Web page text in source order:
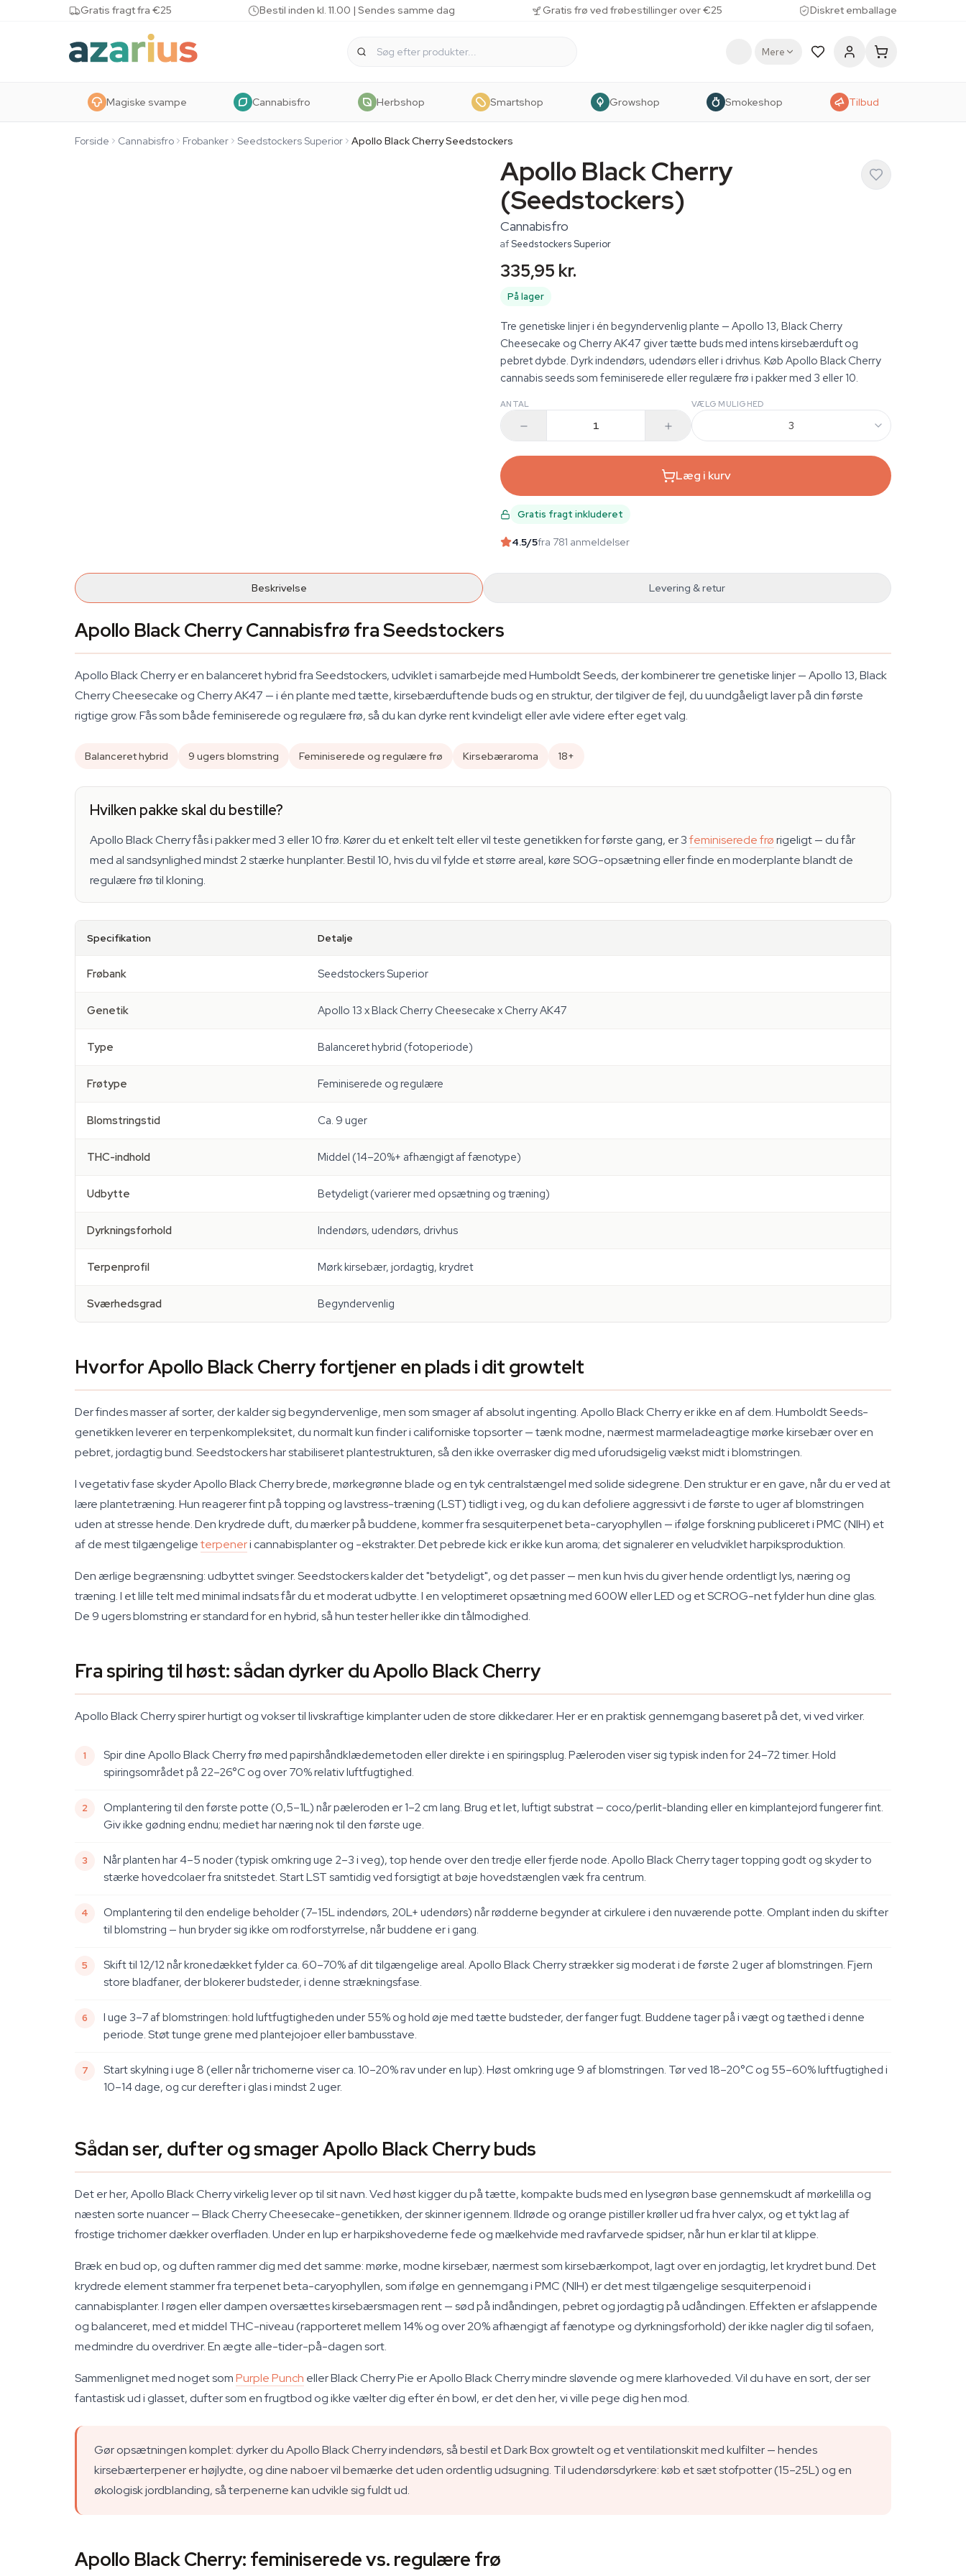
Skip to content Gratis fragt fra €25 Bestil inden kl. 11.00 | Sendes samme dag Gratis frø ved frøbestillinger over €25 Diskret emballage
Mere
Magiske svampe Cannabisfro Herbshop Smartshop Growshop Smokeshop Tilbud
Forside Cannabisfro Frobanker Seedstockers Superior Apollo Black Cherry Seedstockers
Apollo Black Cherry
(Seedstockers)
Cannabisfro
afSeedstockers Superior
335,95 kr.
På lager
Tre genetiske linjer i én begyndervenlig plante — Apollo 13, Black Cherry
Cheesecake og Cherry AK47 giver tætte buds med intens kirsebærduft og
pebret dybde. Dyrk indendørs, udendørs eller i drivhus. Køb Apollo Black Cherry
cannabis seeds som feminiserede eller regulære frø i pakker med 3 eller 10.
ANTAL VÆLG MULIGHED
3
Læg i kurv
Gratis fragt inkluderet
4.5/5fra 781 anmeldelser
Beskrivelse Levering & retur
Apollo Black Cherry Cannabisfrø fra Seedstockers
Apollo Black Cherry er en balanceret hybrid fra Seedstockers, udviklet i samarbejde med Humboldt Seeds, der kombinerer tre genetiske linjer — Apollo 13, Black
Cherry Cheesecake og Cherry AK47 — i én plante med tætte, kirsebærduftende buds og en struktur, der tilgiver de fejl, du uundgåeligt laver på din første
rigtige grow. Fås som både feminiserede og regulære frø, så du kan dyrke rent kvindeligt eller avle videre efter eget valg.
Balanceret hybrid 9 ugers blomstring Feminiserede og regulære frø Kirsebæraroma 18+
Hvilken pakke skal du bestille?
Apollo Black Cherry fås i pakker med 3 eller 10 frø. Kører du et enkelt telt eller vil teste genetikken for første gang, er 3feminiserede frørigeligt — du får
med al sandsynlighed mindst 2 stærke hunplanter. Bestil 10, hvis du vil fylde et større areal, køre SOG-opsætning eller finde en moderplante blandt de
regulære frø til kloning.
Specifikation Detalje
Frøbank Seedstockers Superior
Genetik Apollo 13 x Black Cherry Cheesecake x Cherry AK47
Type Balanceret hybrid (fotoperiode)
Frøtype Feminiserede og regulære
Blomstringstid Ca. 9 uger
THC-indhold Middel (14–20%+ afhængigt af fænotype)
Udbytte Betydeligt (varierer med opsætning og træning)
Dyrkningsforhold Indendørs, udendørs, drivhus
Terpenprofil Mørk kirsebær, jordagtig, krydret
Sværhedsgrad Begyndervenlig
Hvorfor Apollo Black Cherry fortjener en plads i dit growtelt
Der findes masser af sorter, der kalder sig begyndervenlige, men som smager af absolut ingenting. Apollo Black Cherry er ikke en af dem. Humboldt Seeds-
genetikken leverer en terpenkompleksitet, du normalt kun finder i californiske topsorter — tænk modne, nærmest marmeladeagtige mørke kirsebær over en
pebret, jordagtig bund. Seedstockers har stabiliseret plantestrukturen, så den ikke overrasker dig med uforudsigelig vækst midt i blomstringen.
I vegetativ fase skyder Apollo Black Cherry brede, mørkegrønne blade og en tyk centralstængel med solide sidegrene. Den struktur er en gave, når du er ved at
lære plantetræning. Hun reagerer fint på topping og lavstress-træning (LST) tidligt i veg, og du kan defoliere aggressivt i de første to uger af blomstringen
uden at stresse hende. Den krydrede duft, du mærker på buddene, kommer fra sesquiterpenet beta-caryophyllen — ifølge forskning publiceret i PMC (NIH) et
af de mest tilgængeligeterpeneri cannabisplanter og -ekstrakter. Det pebrede kick er ikke kun aroma; det signalerer en veludviklet harpiksproduktion.
Den ærlige begrænsning: udbyttet svinger. Seedstockers kalder det "betydeligt", og det passer — men kun hvis du giver hende ordentligt lys, næring og
træning. I et lille telt med minimal indsats får du et moderat udbytte. I en veloptimeret opsætning med 600W eller LED og et SCROG-net fylder hun dine glas.
De 9 ugers blomstring er standard for en hybrid, så hun tester heller ikke din tålmodighed.
Fra spiring til høst: sådan dyrker du Apollo Black Cherry
Apollo Black Cherry spirer hurtigt og vokser til livskraftige kimplanter uden de store dikkedarer. Her er en praktisk gennemgang baseret på det, vi ved virker.
Spir dine Apollo Black Cherry frø med papirshåndklædemetoden eller direkte i en spiringsplug. Pæleroden viser sig typisk inden for 24–72 timer. Hold
spiringsområdet på 22–26°C og over 70% relativ luftfugtighed.
Omplantering til den første potte (0,5–1L) når pæleroden er 1–2 cm lang. Brug et let, luftigt substrat — coco/perlit-blanding eller en kimplantejord fungerer fint.
Giv ikke gødning endnu; mediet har næring nok til den første uge.
Når planten har 4–5 noder (typisk omkring uge 2–3 i veg), top hende over den tredje eller fjerde node. Apollo Black Cherry tager topping godt og skyder to
stærke hovedcolaer fra snitstedet. Start LST samtidig ved forsigtigt at bøje hovedstænglen væk fra centrum.
Omplantering til den endelige beholder (7–15L indendørs, 20L+ udendørs) når rødderne begynder at cirkulere i den nuværende potte. Omplant inden du skifter
til blomstring — hun bryder sig ikke om rodforstyrrelse, når buddene er i gang.
Skift til 12/12 når kronedækket fylder ca. 60–70% af dit tilgængelige areal. Apollo Black Cherry strækker sig moderat i de første 2 uger af blomstringen. Fjern
store bladfaner, der blokerer budsteder, i denne strækningsfase.
I uge 3–7 af blomstringen: hold luftfugtigheden under 55% og hold øje med tætte budsteder, der fanger fugt. Buddene tager på i vægt og tæthed i denne
periode. Støt tunge grene med plantejojoer eller bambusstave.
Start skylning i uge 8 (eller når trichomerne viser ca. 10–20% rav under en lup). Høst omkring uge 9 af blomstringen. Tør ved 18–20°C og 55–60% luftfugtighed i
10–14 dage, og cur derefter i glas i mindst 2 uger.
Sådan ser, dufter og smager Apollo Black Cherry buds
Det er her, Apollo Black Cherry virkelig lever op til sit navn. Ved høst kigger du på tætte, kompakte buds med en lysegrøn base gennemskudt af mørkelilla og
næsten sorte nuancer — Black Cherry Cheesecake-genetikken, der skinner igennem. Ildrøde og orange pistiller krøller ud fra hver calyx, og et tykt lag af
frostige trichomer dækker overfladen. Under en lup er harpikshovederne fede og mælkehvide med ravfarvede spidser, når hun er klar til at klippe.
Bræk en bud op, og duften rammer dig med det samme: mørke, modne kirsebær, nærmest som kirsebærkompot, lagt over en jordagtig, let krydret bund. Det
krydrede element stammer fra terpenet beta-caryophyllen, som ifølge en gennemgang i PMC (NIH) er det mest tilgængelige sesquiterpenoid i
cannabisplanter. I røgen eller dampen oversættes kirsebærsmagen rent — sød på indåndingen, pebret og jordagtig på udåndingen. Effekten er afslappende
og balanceret, med et middel THC-niveau (rapporteret mellem 14% og over 20% afhængigt af fænotype og dyrkningsforhold) der ikke nagler dig til sofaen,
medmindre du overdriver. En ægte alle-tider-på-dagen sort.
Sammenlignet med noget somPurple Punch eller Black Cherry Pie er Apollo Black Cherry mindre sløvende og mere klarhoveded. Vil du have en sort, der ser
fantastisk ud i glasset, dufter som en frugtbod og ikke vælter dig efter én bowl, er det den her, vi ville pege dig hen mod.
Gør opsætningen komplet: dyrker du Apollo Black Cherry indendørs, så bestil et Dark Box growtelt og et ventilationskit med kulfilter — hendes
kirsebærterpener er højlydte, og dine naboer vil bemærke det uden ordentlig udsugning. Til udendørsdyrkere: køb et sæt stofpotter (15–25L) og en
økologisk jordblanding, så terpenerne kan udvikle sig fuldt ud.
Apollo Black Cherry: feminiserede vs. regulære frø